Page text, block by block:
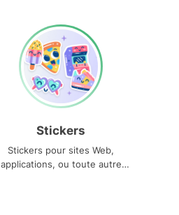
Stickers
Stickers pour sites Web,
applications, ou toute autre